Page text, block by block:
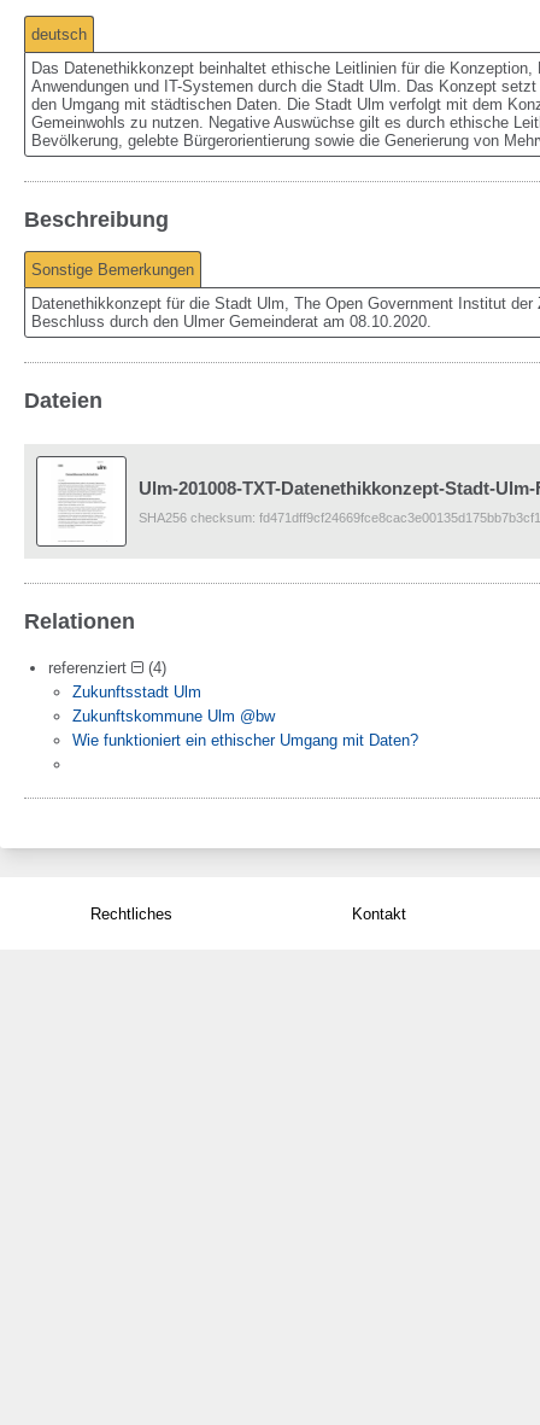
deutsch
Das Datenethikkonzept beinhaltet ethische Leitlinien für die
Anwendungen und IT-Systemen durch die Stadt Ulm. Das Konzept
den Umgang mit städtischen Daten. Die Stadt Ulm verfolgt mit dem
Gemeinwohls zu nutzen. Negative Auswüchse gilt es durch ethische
Bevölkerung, gelebte Bürgerorientierung sowie die Generierung von
Beschreibung
Sonstige Bemerkungen
Datenethikkonzept für die Stadt Ulm, The Open Government Institut
Beschluss durch den Ulmer Gemeinderat am 08.10.2020.
Dateien
Ulm-201008-TXT-Datenethikkonzept-Stadt-
SHA256 checksum:
Relationen
referenziert
(4)
Zukunftsstadt Ulm
Zukunftskommune Ulm @bw
Wie funktioniert ein ethischer Umgang mit Daten?
Rechtliches Kontakt